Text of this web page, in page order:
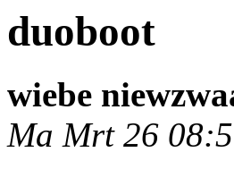
duoboot
wiebe
Ma Mrt 26